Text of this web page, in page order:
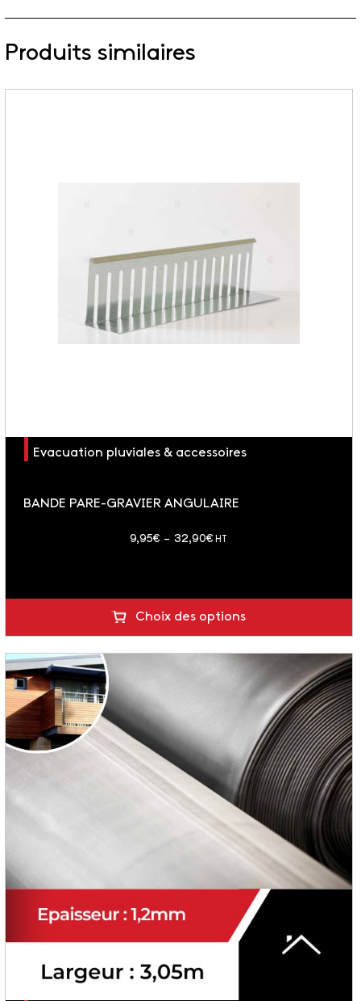
Produits similaires
Evacuation pluviales & accessoires
BANDE PARE-GRAVIER ANGULAIRE
9,95€ – 32,90€Plage
9,95€
à
32,90€
HT
Choix des options